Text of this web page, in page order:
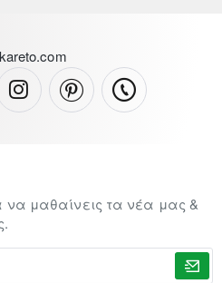
να μαθαίνεις τα νέα μας &